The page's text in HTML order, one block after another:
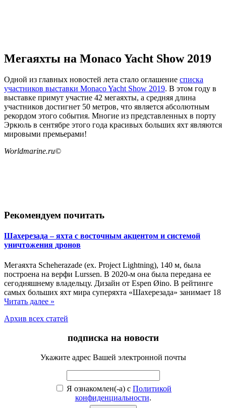
Мегаяхты на Monaco Yacht Show 2019
Одной из главных новостей лета стало оглашение списка
участников выставки Monaco Yacht Show 2019. В этом году в
выставке примут участие 42 мегаяхты, а средняя длина
участников достигнет 50 метров, что является абсолютным
рекордом этого события. Многие из представленных в порту
Эркюль в сентябре этого года красивых больших яхт являются
мировыми премьерами!
Worldmarine.ru©
Рекомендуем почитать
Шахерезада – яхта с восточным акцентом и системой
уничтожения дронов
Мегаяхта Scheherazade (ex. Project Lightning), 140 м, была
построена на верфи Lurssen. В 2020-м она была передана ее
сегодняшнему владельцу. Дизайн от Espen Øino. В рейтинге
самых больших яхт мира суперяхта «Шахерезада» занимает 18
Читать далее »
Архив всех статей
подписка на новости
Укажите адрес Вашей электронной почты
Я ознакомлен(-а) с Политикой
конфиденциальности.